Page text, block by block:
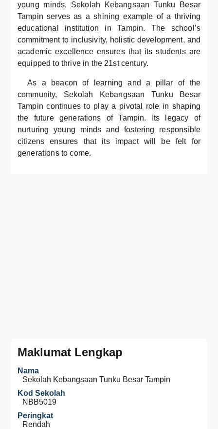
young minds, Sekolah Kebangsaan Tunku Besar
Tampin serves as a shining example of a thriving
educational institution in Tampin. The school’s
commitment to inclusivity, holistic development, and
academic excellence ensures that its students are
equipped to thrive in the 21st century.
As a beacon of learning and a pillar of the
community, Sekolah Kebangsaan Tunku Besar
Tampin continues to play a pivotal role in shaping
the future generations of Tampin. Its legacy of
nurturing young minds and fostering responsible
citizens ensures that its impact will be felt for
generations to come.
Maklumat Lengkap
Nama
Sekolah Kebangsaan Tunku Besar Tampin
Kod Sekolah
NBB5019
Peringkat
Rendah